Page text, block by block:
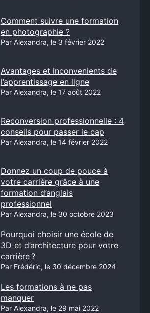
Comment suivre une formation
en photographie ?
Par Alexandra, le 3 février 2022
Avantages et inconvenients de
l’apprentissage en ligne
Par Alexandra, le 17 août 2022
Reconversion professionnelle : 4
conseils pour passer le cap
Par Alexandra, le 14 février 2022
Donnez un coup de pouce à
votre carrière grâce à une
formation d’anglais
professionnel
Par Alexandra, le 30 octobre 2023
Pourquoi choisir une école de
3D et d’architecture pour votre
carrière ?
Par Frédéric, le 30 décembre 2024
Les formations à ne pas
manquer
Par Alexandra, le 29 mai 2022